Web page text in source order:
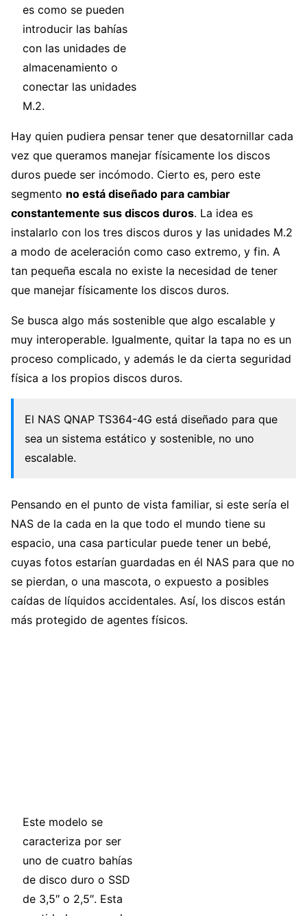
es como se pueden
introducir las bahías
con las unidades de
almacenamiento o
conectar las unidades
M.2.
Hay quien pudiera pensar tener que desatornillar cada
vez que queramos manejar físicamente los discos
duros puede ser incómodo. Cierto es, pero este
segmento no está diseñado para cambiar
constantemente sus discos duros. La idea es
instalarlo con los tres discos duros y las unidades M.2
a modo de aceleración como caso extremo, y fin. A
tan pequeña escala no existe la necesidad de tener
que manejar físicamente los discos duros.
Se busca algo más sostenible que algo escalable y
muy interoperable. Igualmente, quitar la tapa no es un
proceso complicado, y además le da cierta seguridad
física a los propios discos duros.
El NAS QNAP TS364-4G está diseñado para que
sea un sistema estático y sostenible, no uno
escalable.
Pensando en el punto de vista familiar, si este sería el
NAS de la cada en la que todo el mundo tiene su
espacio, una casa particular puede tener un bebé,
cuyas fotos estarían guardadas en él NAS para que no
se pierdan, o una mascota, o expuesto a posibles
caídas de líquidos accidentales. Así, los discos están
más protegido de agentes físicos.
Este modelo se
caracteriza por ser
uno de cuatro bahías
de disco duro o SSD
de 3,5″ o 2,5″. Esta